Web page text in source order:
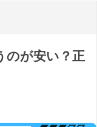
のが安い？正